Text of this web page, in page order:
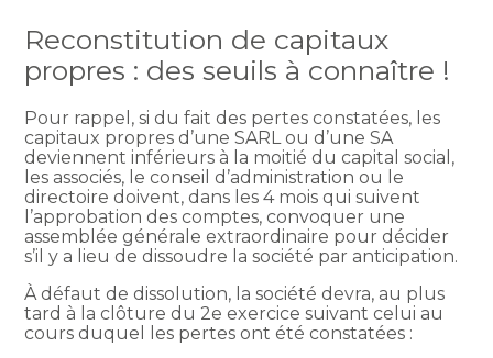
Reconstitution de capitaux
propres : des seuils à connaître !
Pour rappel, si du fait des pertes constatées, les
capitaux propres d’une SARL ou d’une SA
deviennent inférieurs à la moitié du capital social,
les associés, le conseil d’administration ou le
directoire doivent, dans les 4 mois qui suivent
l’approbation des comptes, convoquer une
assemblée générale extraordinaire pour décider
s’il y a lieu de dissoudre la société par anticipation.
À défaut de dissolution, la société devra, au plus
tard à la clôture du 2e exercice suivant celui au
cours duquel les pertes ont été constatées :